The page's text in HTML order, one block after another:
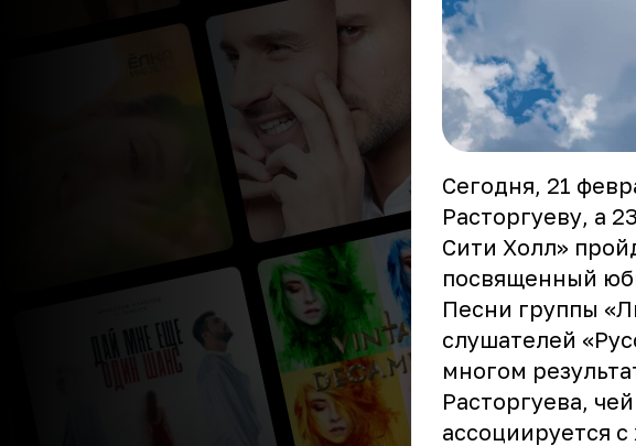
Сегодня, 21
Расторгуеву, а
Сити Холл»
посвященный
Песни группы
слушателей
многом
Расторгуева,
ассоциируется